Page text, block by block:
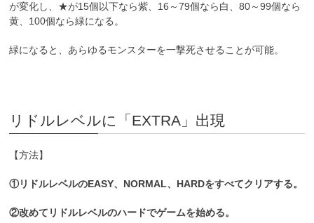
が変化し、★が15個以下なら紫、16～79個なら白、80～99個なら
黄、100個なら緑になる。
緑になると、あらゆるモンスターを一撃死させることが可能。
リドルレベルに「EXTRA」出現
【方法】
①リドルレベルのEASY、NORMAL、HARDをすべてクリアする。
②改めてリドルレベルのハードでゲームを始める。